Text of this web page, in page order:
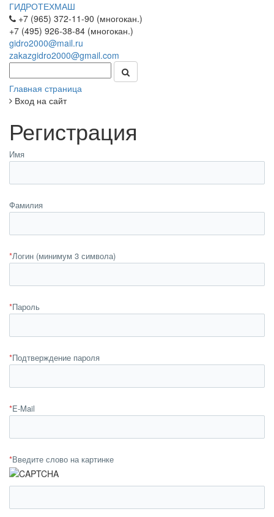
ГИДРОТЕХМАШ
+7 (965) 372-11-90 (многокан.)
+7 (495) 926-38-84 (многокан.)
gidro2000@mail.ru
zakazgidro2000@gmail.com
Главная страница
Вход на сайт
Регистрация
Имя
Фамилия
*Логин (минимум 3 символа)
*Пароль
*Подтверждение пароля
*E-Mail
*Введите слово на картинке